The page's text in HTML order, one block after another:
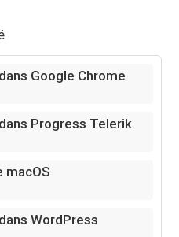
Google Chrome
Progress Telerik
macOS
WordPress